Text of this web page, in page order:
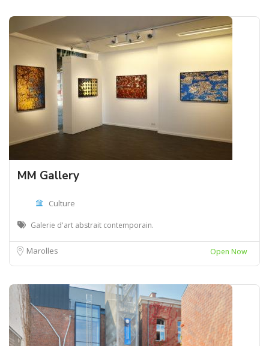
MM Gallery
Culture
Galerie d'art abstrait contemporain.
Marolles Open Now